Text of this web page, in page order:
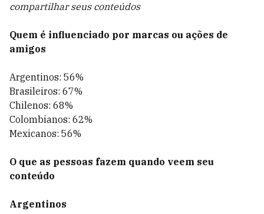
compartilhar seus conteúdos
Quem é influenciado por marcas ou ações de
amigos
Argentinos: 56%
Brasileiros: 67%
Chilenos: 68%
Colombianos: 62%
Mexicanos: 56%
O que as pessoas fazem quando veem seu
conteúdo
Argentinos